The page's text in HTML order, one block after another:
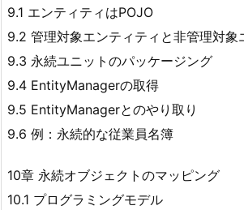
9.1 エンティティはPOJO
9.2 管理対象エンティティと非管理対象
9.3 永続ユニットのパッケージング
9.4 EntityManagerの取得
9.5 EntityManagerとのやり取り
9.6 例：永続的な従業員名簿
10章 永続オブジェクトのマッピング
10.1 プログラミングモデル